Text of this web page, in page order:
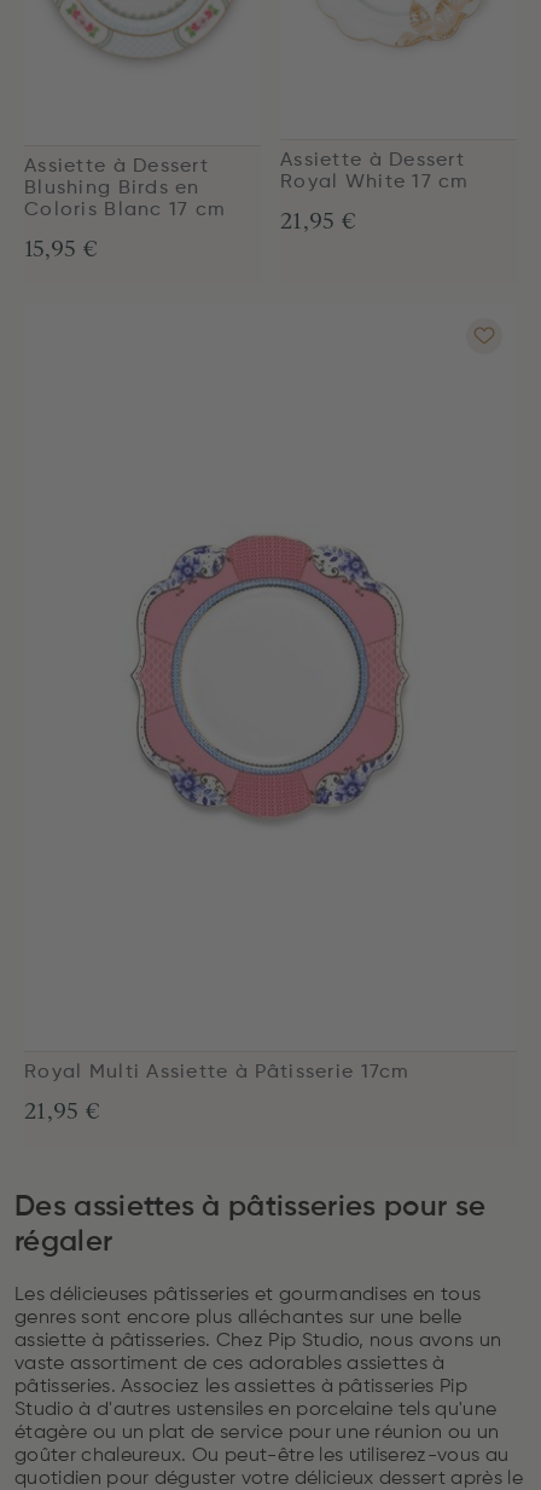
Assiette à Dessert
Blushing Birds en
Coloris Blanc 17 cm
15,95 €
Assiette à Dessert
Royal White 17 cm
21,95 €
Royal Multi Assiette à Pâtisserie 17cm
21,95 €
Des assiettes à pâtisseries pour se
régaler
Les délicieuses pâtisseries et gourmandises en tous
genres sont encore plus alléchantes sur une belle
assiette à pâtisseries. Chez Pip Studio, nous avons un
vaste assortiment de ces adorables assiettes à
pâtisseries. Associez les assiettes à pâtisseries Pip
Studio à d'autres ustensiles en porcelaine tels qu'une
étagère ou un plat de service pour une réunion ou un
goûter chaleureux. Ou peut-être les utiliserez-vous au
quotidien pour déguster votre délicieux dessert après le